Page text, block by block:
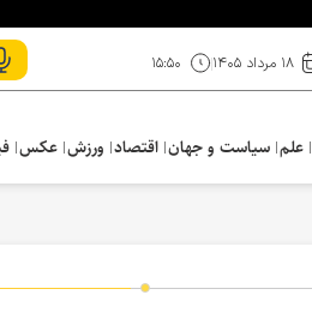
۱۸ مرداد ۱۴۰۵ ۱۵:۵۰
علم سیاست و جهان اقتصاد ورزش عکس